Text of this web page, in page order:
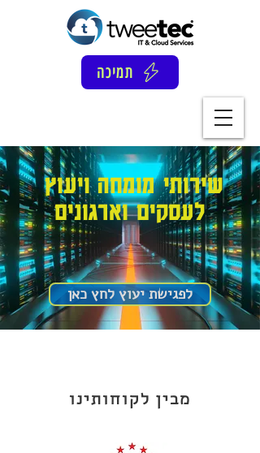
שירותי מומחה ויעוץ
לעסקים וארגונים
לפגישת יעוץ לחץ כאן
תמיכה
מבין לקוחותינו